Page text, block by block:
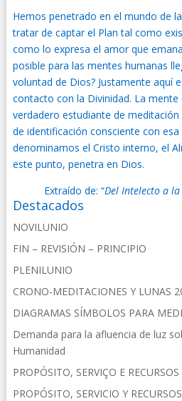
Hemos penetrado en el mundo de
tratar de captar el Plan tal como
como lo expresa el amor que
posible para las mentes humanas
voluntad de Dios? Justamente aquí
contacto con la Divinidad. La mente
verdadero estudiante de
de identificación consciente con
denominamos el Cristo interno, el
este punto, penetra en Dios.
Extraído de: “Del Intelecto a
Destacados
NOVILUNIO
FIN – REVISIÓN – PRINCIPIO
PLENILUNIO
CRONO-MEDITACIONES Y LUNAS
DIAGRAMAS SÍMBOLOS PARA
Demanda para la afluencia de luz
Humanidad
PROPÓSITO, SERVIÇO E RECURSOS
PROPÓSITO, SERVICIO Y RECURSOS